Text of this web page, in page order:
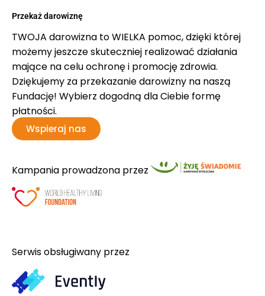
Przekaż darowiznę
TWOJA darowizna to WIELKA pomoc, dzięki której
możemy jeszcze skuteczniej realizować działania
mające na celu ochronę i promocję zdrowia.
Dziękujemy za przekazanie darowizny na naszą
Fundację! Wybierz dogodną dla Ciebie formę
płatności.
Wspieraj nas
Kampania prowadzona przez
Serwis obsługiwany przez